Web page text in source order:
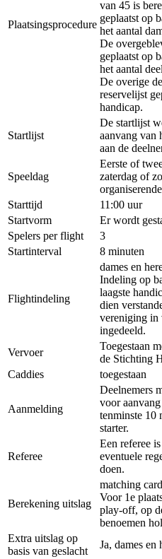
Plaatsingsprocedure
van 45 is
geplaatst op
het aantal
De
geplaatst op
het aantal
De overige
reservelijst
handicap.
Startlijst
De startlijst
aanvang van
aan de
Speeldag
Eerste of
zaterdag of
Starttijd
11:00 uur
Startvorm
Er wordt
Spelers per flight
3
Startinterval
8 minuten
Flightindeling
dames en
Indeling op
laagste
dien
vereniging in
ingedeeld.
Vervoer
Toegestaan
de Stichting
Caddies
toegestaan
Aanmelding
Deelnemers
voor
tenminste 10
starter.
Referee
Een referee
eventuele
doen.
Berekening uitslag
matching
Voor 1e
play-off, op
benoemen
Extra uitslag op
basis van geslacht
Ja, dames en